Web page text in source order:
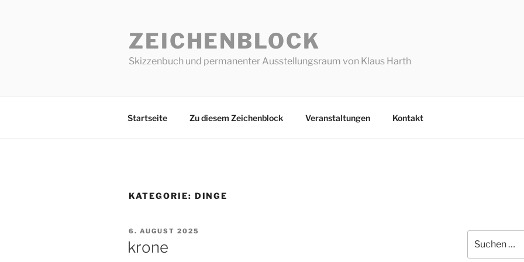
ZEICHENBLOCK
Skizzenbuch und permanenter Ausstellungsraum von Klaus Harth
Startseite Zu diesem Zeichenblock Veranstaltungen Kontakt
KATEGORIE: DINGE
VERÖFFENTLICHT
AM
6. AUGUST 2025
krone
nach: